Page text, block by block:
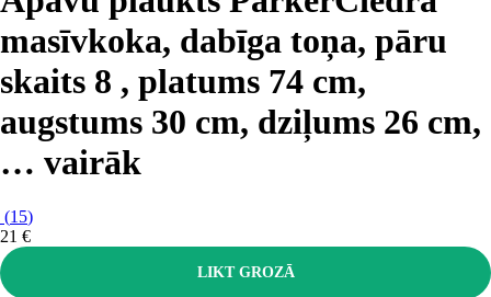
masīvkoka, dabīga toņa, pāru
skaits 8 , platums 74 cm,
augstums 30 cm, dziļums 26 cm,
… vairāk
(15)
21 €
LIKT GROZĀ